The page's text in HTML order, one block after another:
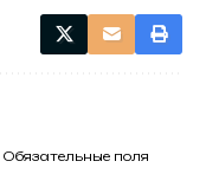
Обязательные поля